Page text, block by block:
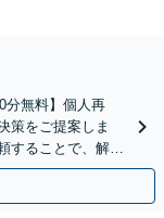
分無料】個人再
策をご提案しま
することで、解決